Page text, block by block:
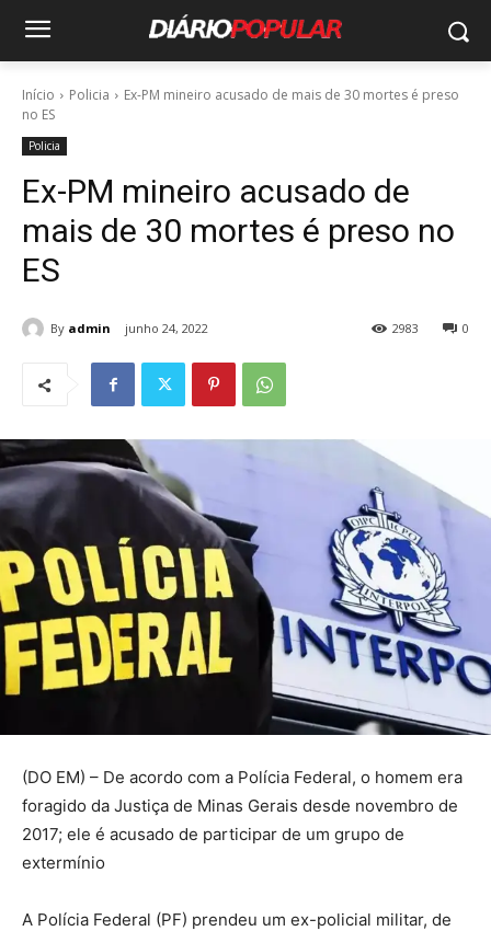
Início Policia
Ex-PM mineiro acusado de mais de 30 mortes é preso
no ES
Policia
Ex-PM mineiro acusado de
mais de 30 mortes é preso no
ES
By admin junho 24, 2022 0
2983
(DO EM) – De acordo com a Polícia Federal, o homem era
foragido da Justiça de Minas Gerais desde novembro de
2017; ele é acusado de participar de um grupo de
extermínio
A Polícia Federal (PF) prendeu um ex-policial militar, de